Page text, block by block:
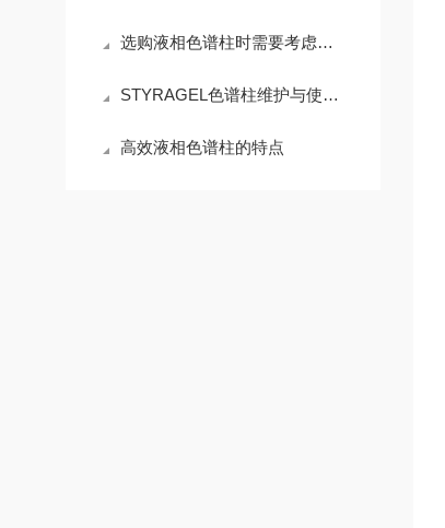
选购液相色谱柱时需要考虑哪些方面？
STYRAGEL色谱柱维护与使用手册
高效液相色谱柱的特点